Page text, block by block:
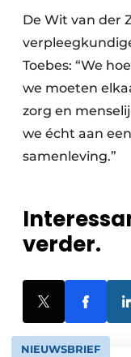
De Wit van der
Toebes: “We
we moeten
zorg en
we écht aan
samenleving.”
verder.
NIEUWSBRIEF